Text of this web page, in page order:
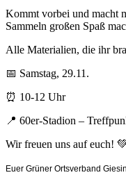
Kommt vorbei und macht
Sammeln großen Spaß
Alle Materialien, die ihr
📅 Samstag, 29.11.
⏰ 10-12 Uhr
📍 60er-Stadion –
Wir freuen uns auf euch!
Euer Grüner Ortsverband